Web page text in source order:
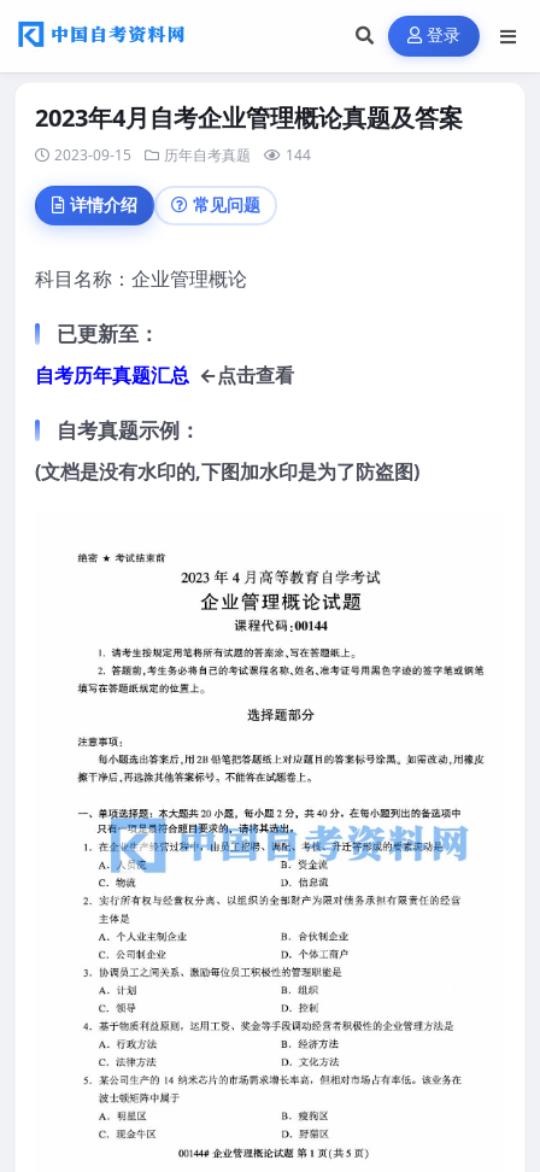
登录
2023年4月自考企业管理概论真题及答案
2023-09-15 历年自考真题 144
详情介绍 常见问题
科目名称：企业管理概论
已更新至 ：
自考历年真题汇总 ←点击查看
自考真题示例：
(文档是没有水印的,下图加水印是为了防盗图)